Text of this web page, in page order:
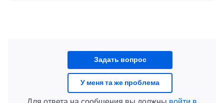
Задать вопрос
У меня та же проблема